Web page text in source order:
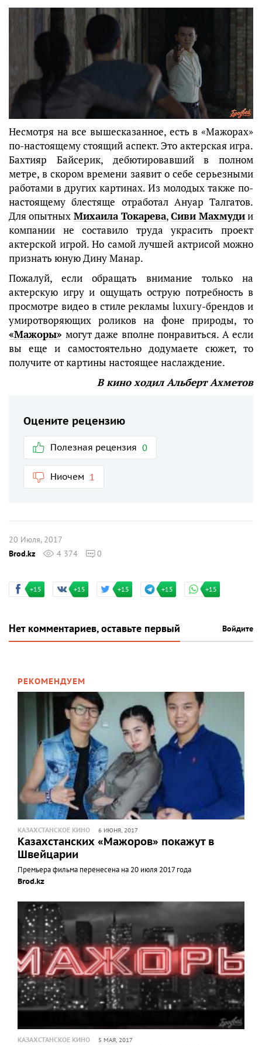
Несмотря на все вышесказанное, есть в «Мажорах»
по-настоящему стоящий аспект. Это актерская игра.
Бахтияр Байсерик, дебютировавший в полном
метре, в скором времени заявит о себе серьезными
работами в других картинах. Из молодых также по-
настоящему блестяще отработал Ануар Талгатов.
Для опытных Михаила Токарева,Сиви Махмудии
компании не составило труда украсить проект
актерской игрой. Но самой лучшей актрисой можно
признать юную Дину Манар.
Пожалуй, если обращать внимание только на
актерскую игру и ощущать острую потребность в
просмотре видео в стиле рекламы luxury-брендов и
умиротворяющих роликов на фоне природы, то
«Мажоры» могут даже вполне понравиться. А если
вы еще и самостоятельно додумаете сюжет, то
получите от картины настоящее наслаждение.
В кино ходил Альберт Ахметов
Оцените рецензию
Полезная рецензия 0
Ниочем 1
20 Июля, 2017
Brod.kz
4 374 0
+15 +15 +15 +15 +15
Нет комментариев, оставьте первый Войдите
РЕКОМЕНДУЕМ
КАЗАХСТАНСКОЕ КИНО 6 ИЮНЯ, 2017
Казахстанских «Мажоров» покажут в
Швейцарии
Премьера фильма перенесена на 20 июля 2017 года
Brod.kz
КАЗАХСТАНСКОЕ КИНО 5 МАЯ, 2017